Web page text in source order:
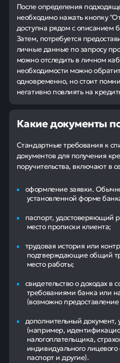
После определения
необходимо нажать кнопку
доступна рядом с описанием
Затем, потребуется
личные данные по запросу
можно отследить в личном
необходимости можно
одновременно, но стоит
негативно повлиять на
Какие документы
Стандартные требования к
документов для получения
поручительства, включают в
оформление заявки.
установленной форме
паспорт, удостоверяющий
место прописки клиента;
трудовая история или
подтверждающие общий
место работы;
свидетельство о доходах в
требованиями банка или
(возможно
дополнительный
(например,
налогоплательщика,
индивидуального
паспорт и другие).